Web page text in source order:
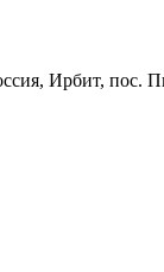
Ирбит, пос.